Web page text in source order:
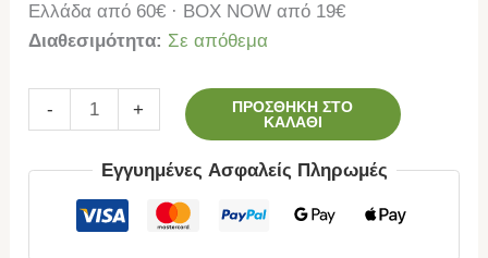
Ελλάδα από 60€ · BOX NOW από 19€
Διαθεσιμότητα: Σε απόθεμα
- +
ΠΡΟΣΘΉΚΗ ΣΤΟ
ΚΑΛΆΘΙ
Εγγυημένες Ασφαλείς Πληρωμές